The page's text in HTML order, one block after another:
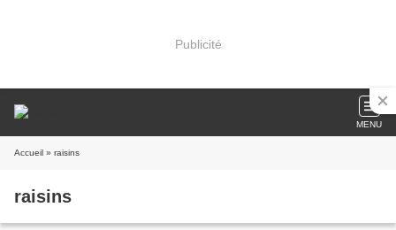
Publicité
MENU
Accueil » raisins
raisins